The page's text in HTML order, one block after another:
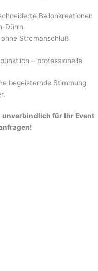
Ballonkreationen
Dürrn.
Stromanschluß
– professionelle
begeisternde Stimmung
für Ihr Event